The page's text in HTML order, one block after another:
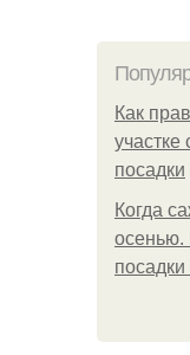
Как
посадки
Когда
осенью.